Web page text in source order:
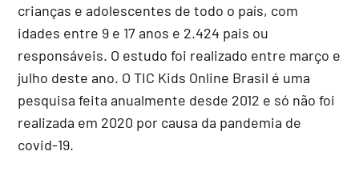
crianças e adolescentes de todo o país, com
idades entre 9 e 17 anos e 2.424 pais ou
responsáveis. O estudo foi realizado entre março e
julho deste ano. O TIC Kids Online Brasil é uma
pesquisa feita anualmente desde 2012 e só não foi
realizada em 2020 por causa da pandemia de
covid-19.